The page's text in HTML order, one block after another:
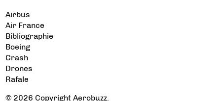
Airbus
Air France
Bibliographie
Boeing
Crash
Drones
Rafale
© 2026 Copyright Aerobuzz.